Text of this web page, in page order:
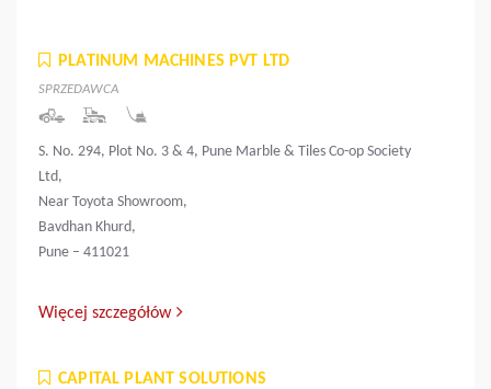
PLATINUM MACHINES PVT LTD
SPRZEDAWCA
S. No. 294, Plot No. 3 & 4, Pune Marble & Tiles Co-op Society
Ltd,
Near Toyota Showroom,
Bavdhan Khurd,
Pune – 411021
Więcej szczegółów
CAPITAL PLANT SOLUTIONS